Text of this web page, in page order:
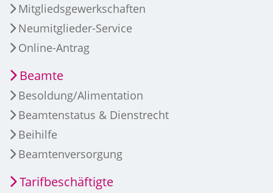
Mitgliedsgewerkschaften
Neumitglieder-Service
Online-Antrag
Beamte
Besoldung/Alimentation
Beamtenstatus & Dienstrecht
Beihilfe
Beamtenversorgung
Tarifbeschäftigte